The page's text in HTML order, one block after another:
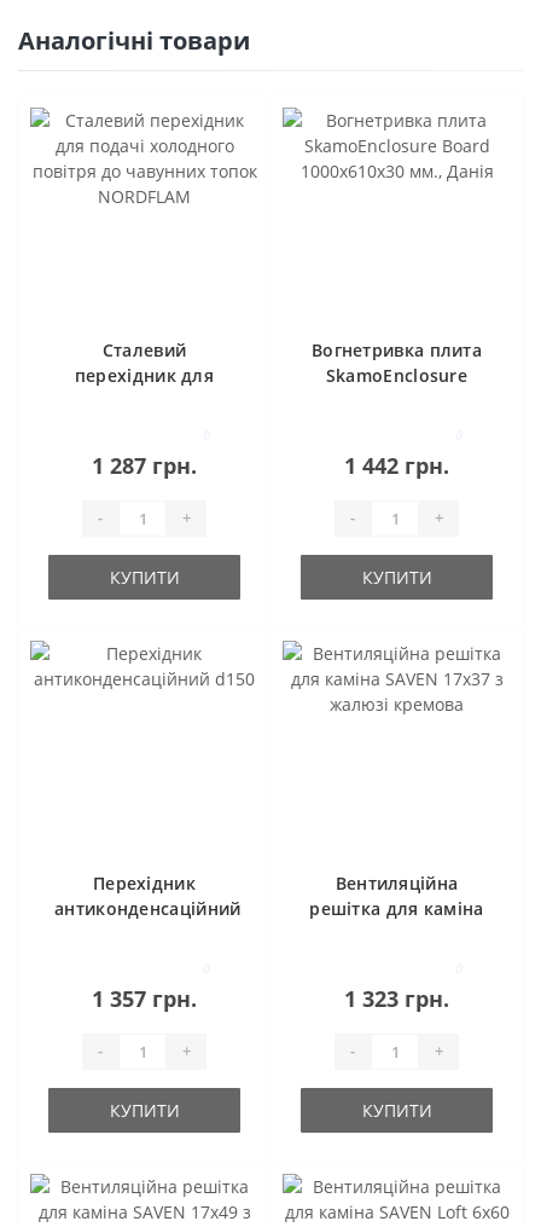
Аналогічні товари
Сталевий
перехідник для
NORDFLAM
1 287 грн.
- +
КУПИТИ
Вогнетривка плита
SkamoEnclosure
1 442 грн.
- +
КУПИТИ
Перехідник
антиконденсаційний
1 357 грн.
- +
КУПИТИ
Вентиляційна
решітка для каміна
1 323 грн.
- +
КУПИТИ